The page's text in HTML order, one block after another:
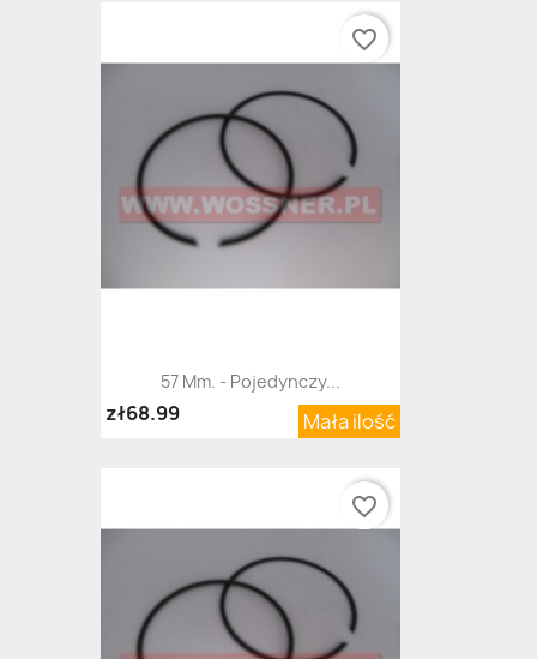
57 Mm. - Pojedynczy...
Mała ilość
zł68.99
favorite_border
favorite_border